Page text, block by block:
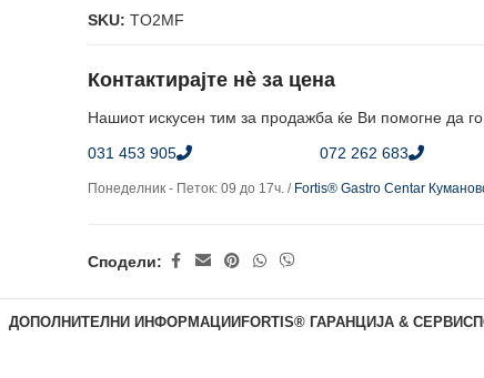
SKU:TO2MF
Контактирајте нè за цена
Нашиот искусен тим за продажба ќе Ви помогне да го
031 453 905
072 262 683
Понеделник - Петок: 09 до 17ч. / Fortis® Gastro Centar
Сподели:
ДОПОЛНИТЕЛНИ ИНФОРМАЦИИFORTIS® ГАРАНЦИЈА & СЕРВИС